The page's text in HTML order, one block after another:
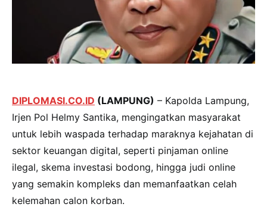
DIPLOMASI.CO.ID (LAMPUNG) – Kapolda Lampung,
Irjen Pol Helmy Santika, mengingatkan masyarakat
untuk lebih waspada terhadap maraknya kejahatan di
sektor keuangan digital, seperti pinjaman online
ilegal, skema investasi bodong, hingga judi online
yang semakin kompleks dan memanfaatkan celah
kelemahan calon korban.